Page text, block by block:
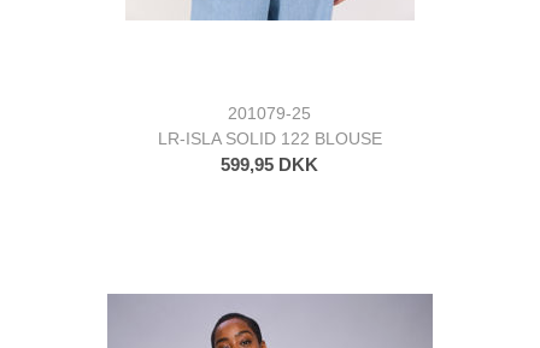
201079-25
LR-ISLA SOLID 122 BLOUSE
599,95 DKK